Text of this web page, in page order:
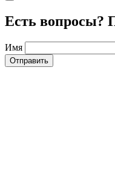
Есть вопросы?
Имя